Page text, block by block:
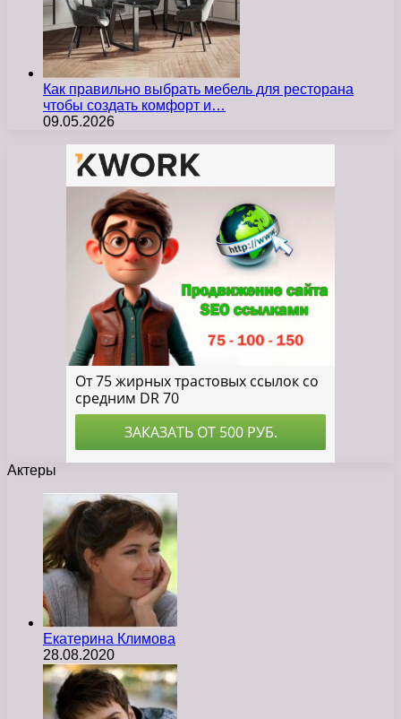
Как правильно выбрать мебель для ресторана
чтобы создать комфорт и…
09.05.2026
Актеры
Екатерина Климова
28.08.2020